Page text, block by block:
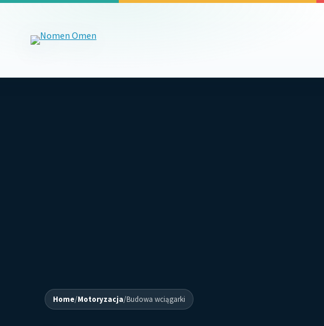
Home/Motoryzacja/Budowa wciągarki